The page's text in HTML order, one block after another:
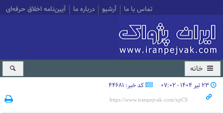
تماس با ما آرشیو درباره ما آیین‌نامه اخلاق حرفه‌ای
خانه
۲۳ تیر ۱۴۰۴ - ۰۷:۰۲ کد خبر: 44681